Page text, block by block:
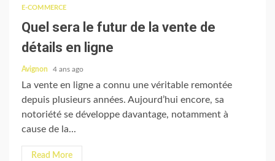
E-COMMERCE
Quel sera le futur de la vente de
détails en ligne
Avignon 4 ans ago
La vente en ligne a connu une véritable remontée
depuis plusieurs années. Aujourd’hui encore, sa
notoriété se développe davantage, notamment à
cause de la...
Read More